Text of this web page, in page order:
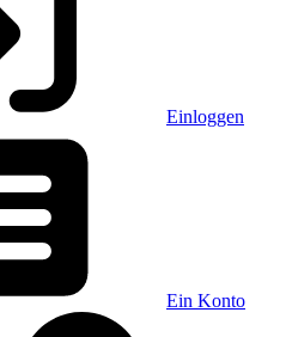
Einloggen
Ein Konto